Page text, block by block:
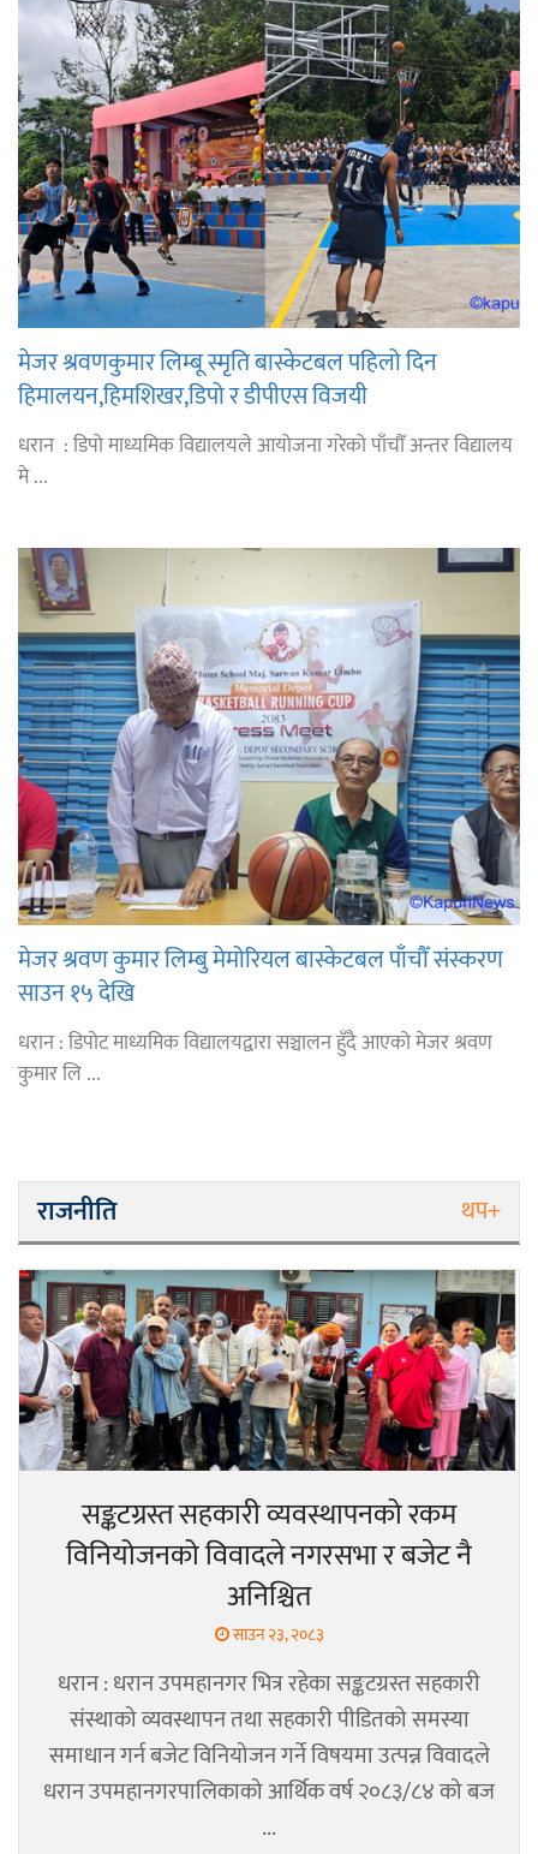
मेजर श्रवणकुमार लिम्बू स्मृति बास्केटबल पहिलो दिन
हिमालयन,हिमशिखर,डिपो र डीपीएस विजयी
धरान : डिपो माध्यमिक विद्यालयले आयोजना गरेको पाँचौँ अन्तर विद्यालय
मे ...
मेजर श्रवण कुमार लिम्बु मेमोरियल बास्केटबल पाँचौँ संस्करण
साउन १५ देखि
धरान : डिपोट माध्यमिक विद्यालयद्वारा सञ्चालन हुँदै आएको मेजर श्रवण
कुमार लि ...
राजनीति थप+
सङ्कटग्रस्त सहकारी व्यवस्थापनको रकम
विनियोजनको विवादले नगरसभा र बजेट नै
अनिश्चित
साउन २३, २०८३
धरान : धरान उपमहानगर भित्र रहेका सङ्कटग्रस्त सहकारी
संस्थाको व्यवस्थापन तथा सहकारी पीडितको समस्या
समाधान गर्न बजेट विनियोजन गर्ने विषयमा उत्पन्न विवादले
धरान उपमहानगरपालिकाको आर्थिक वर्ष २०८३/८४ को बज
...